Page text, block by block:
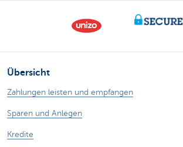
Übersicht
Zahlungen leisten und empfangen
Sparen und Anlegen
Kredite